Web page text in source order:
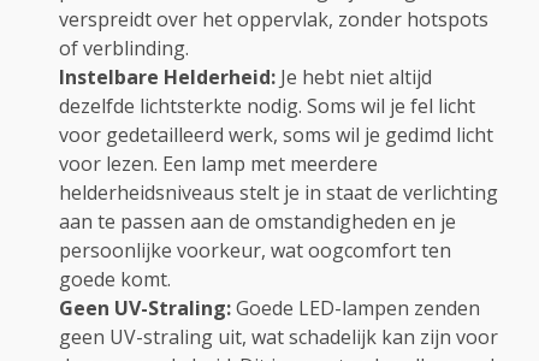
verspreidt over het oppervlak, zonder hotspots
of verblinding.
Instelbare Helderheid: Je hebt niet altijd
dezelfde lichtsterkte nodig. Soms wil je fel licht
voor gedetailleerd werk, soms wil je gedimd licht
voor lezen. Een lamp met meerdere
helderheidsniveaus stelt je in staat de verlichting
aan te passen aan de omstandigheden en je
persoonlijke voorkeur, wat oogcomfort ten
goede komt.
Geen UV-Straling:Goede LED-lampen zenden
geen UV-straling uit, wat schadelijk kan zijn voor